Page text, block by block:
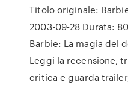
Titolo originale:
2003-09-28 Durata:
Barbie: La magia del
Leggi la recensione,
critica e guarda